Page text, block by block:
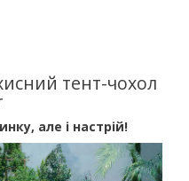
тент-чохол
але і настрій!